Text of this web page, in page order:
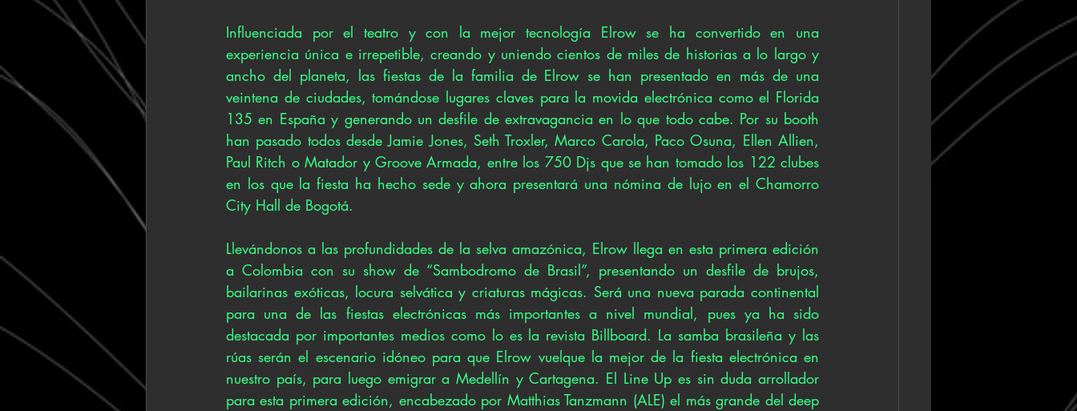
Influenciada por el teatro y con la mejor tecnología Elrow se ha convertido en una
experiencia única e irrepetible, creando y uniendo cientos de miles de historias a lo largo y
ancho del planeta, las fiestas de la familia de Elrow se han presentado en más de una
veintena de ciudades, tomándose lugares claves para la movida electrónica como el Florida
135 en España y generando un desfile de extravagancia en lo que todo cabe. Por su booth
han pasado todos desde Jamie Jones, Seth Troxler, Marco Carola, Paco Osuna, Ellen Allien,
Paul Ritch o Matador y Groove Armada, entre los 750 Djs que se han tomado los 122 clubes
en los que la fiesta ha hecho sede y ahora presentará una nómina de lujo en el Chamorro
City Hall de Bogotá.
Llevándonos a las profundidades de la selva amazónica, Elrow llega en esta primera edición
a Colombia con su show de “Sambodromo de Brasil”, presentando un desfile de brujos,
bailarinas exóticas, locura selvática y criaturas mágicas. Será una nueva parada continental
para una de las fiestas electrónicas más importantes a nivel mundial, pues ya ha sido
destacada por importantes medios como lo es la revista Billboard. La samba brasileña y las
rúas serán el escenario idóneo para que Elrow vuelque la mejor de la fiesta electrónica en
nuestro país, para luego emigrar a Medellín y Cartagena. El Line Up es sin duda arrollador
para esta primera edición, encabezado por Matthias Tanzmann (ALE) el más grande del deep